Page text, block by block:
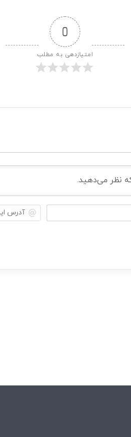
0
امتیازدهی به مطلب
ن
ا